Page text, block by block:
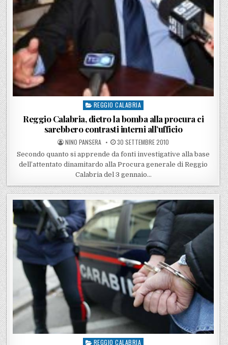
Posted in
REGGIO CALABRIA
Reggio Calabria, dietro la bomba alla procura ci
sarebbero contrasti interni all’ufficio
POSTED BY
NINO PANSERA POSTED ON
30 SETTEMBRE 2010
Secondo quanto si apprende da fonti investigative alla base
dell’attentato dinamitardo alla Procura generale di Reggio
Calabria del 3 gennaio…
Posted in
REGGIO CALABRIA